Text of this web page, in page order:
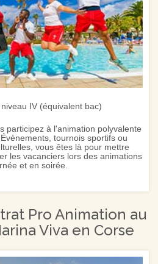
IV (équivalent bac)
participez à l'animation polyvalente
tournois sportifs ou
vous êtes là pour mettre
les vacanciers lors des animations
et en soirée.
Pro Animation au
Viva en Corse